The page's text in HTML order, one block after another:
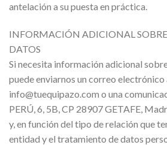
antelación a su puesta en práctica.
INFORMACIÓN ADICIONAL
DATOS
Si necesita información adicional
puede enviarnos un correo electrónico
info@tuequipazo.com o una
PERÚ, 6, 5B, CP 28907 GETAFE,
y, en función del tipo de relación que
entidad y el tratamiento de datos